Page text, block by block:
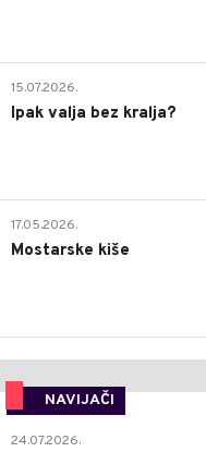
15.07.2026.
Ipak valja bez kralja?
17.05.2026.
Mostarske kiše
NAVIJAČI
24.07.2026.